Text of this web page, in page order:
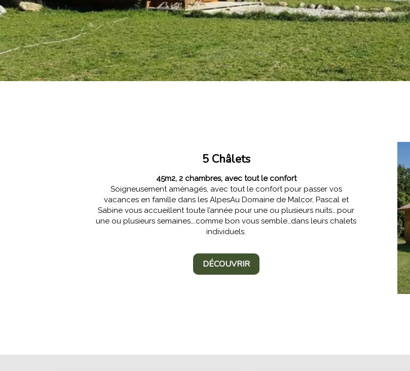
5 Châlets
45m2, 2 chambres, avec tout le confort
Soigneusement aménagés, avec tout le confort pour passer vos
vacances en famille dans les AlpesAu Domaine de Malcor, Pascal et
Sabine vous accueillent toute l’année pour une ou plusieurs nuits….pour
une ou plusieurs semaines….comme bon vous semble…dans leurs chalets
individuels.
DÉCOUVRIR